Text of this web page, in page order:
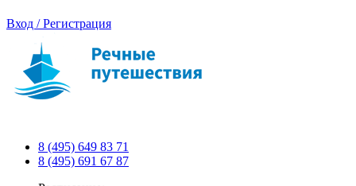
Вход / Регистрация
8 (495) 649 83 71
8 (495) 691 67 87